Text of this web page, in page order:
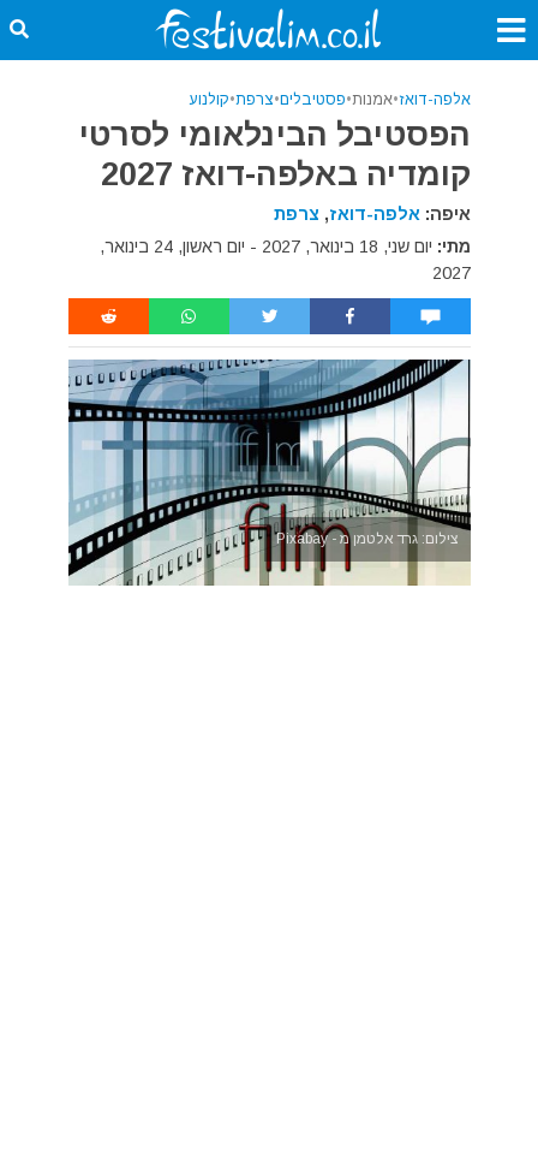
אלפה-דואז•אמנות•פסטיבלים•צרפת•קולנוע
הפסטיבל הבינלאומי לסרטי
קומדיה באלפה-דואז 2027
איפה: אלפה-דואז, צרפת
מתי:
יום שני, 18 בינואר, 2027 - יום ראשון, 24 בינואר,
2027
צילום: גרד אלטמן מ - Pixabay